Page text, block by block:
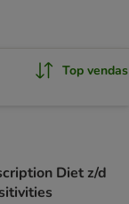
Top vendas
Diet z/d